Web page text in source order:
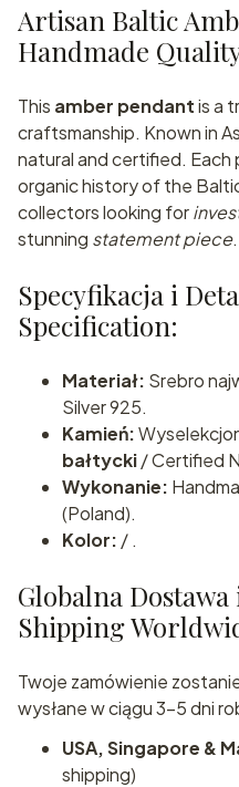
Artisan Baltic
Handmade
This amber pendantis a
craftsmanship. Known in
natural and certified.
organic history of the
collectors looking for
stunning statement piece.
Specyfikacja i
Specification:
Materiał: Srebro
Silver 925.
Kamień:
bałtycki/ Certified
Wykonanie:
(Poland).
Kolor: / .
Globalna
Shipping
Twoje zamówienie
wysłane w ciągu 3-5 dni
USA, Singapore &
shipping)